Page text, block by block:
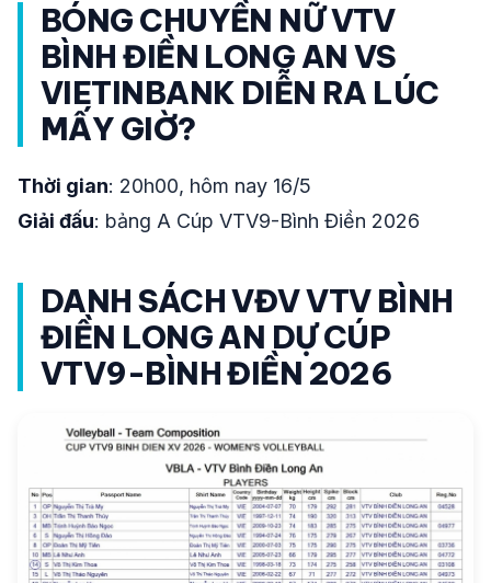
BÓNG CHUYỀN NỮ VTV
BÌNH ĐIỀN LONG AN VS
VIETINBANK DIỄN RA LÚC
MẤY GIỜ?
Thời gian: 20h00, hôm nay 16/5
Giải đấu: bảng A Cúp VTV9-Bình Điền 2026
DANH SÁCH VĐV VTV BÌNH
ĐIỀN LONG AN DỰ CÚP
VTV9-BÌNH ĐIỀN 2026